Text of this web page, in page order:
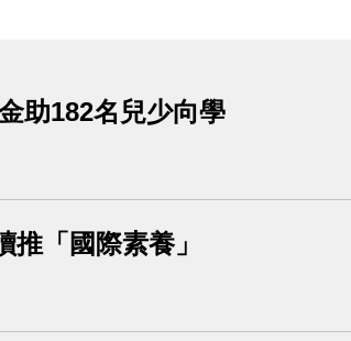
助182名兒少向學
「國際素養」